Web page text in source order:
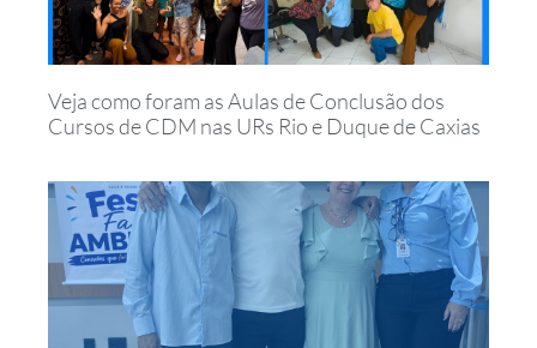
Veja como foram as Aulas de Conclusão dos
Cursos de CDM nas URs Rio e Duque de Caxias